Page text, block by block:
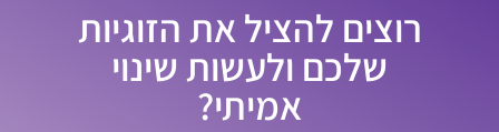
רוצים להציל את הזוגיות
שלכם ולעשות שינוי
אמיתי?